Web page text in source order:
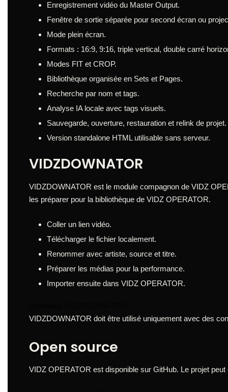
Enregistrement vidéo du Master Output.
Fenêtre de sortie séparée pour second écran ou
Mode plein écran.
Formats : 16:9, 9:16, triple vertical, double carré
Modes FIT et CROP.
Bibliothèque organisée en Sets et Pages.
Recherche par nom et tags.
Analyse IA locale avec tags visuels.
Sauvegarde, ouverture, restauration et relink de projet.
Version standalone HTML utilisable sans serveur.
VIDZDOWNATOR
VIDZDOWNATOR est le module compagnon de VIDZ
les préparer pour la bibliothèque de VIDZ OPERATOR.
Coller un lien vidéo.
Télécharger le fichier localement.
Renommer avec artiste, source et titre.
Préparer les médias pour la performance.
Importer ensuite dans VIDZ OPERATOR.
VIDZDOWNATOR doit être utilisé uniquement avec des
Open source
VIDZ OPERATOR est disponible sur GitHub. Le projet